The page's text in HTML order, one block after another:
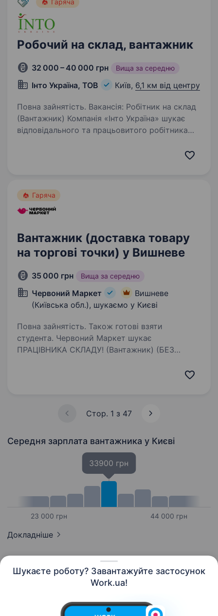
Шукаєте роботу? Завантажуйте застосунок
Work.ua!
Гаряча
Робочий на склад, вантажник
32 000 – 40 000 грн Вища за середню
Інто Україна, ТОВ Київ, 6,1 км від центру
Повна зайнятість. Вакансія: Робітник на склад
(Вантажник) Компанія «Інто Україна» шукає
відповідального та працьовитого робітника
Гаряча
Вантажник (доставка товару
на торгові точки) у Вишневе
35 000 грн Вища за середню
Червоний Маркет
Вишневе
(Київська обл.), шукаємо у Києві
Повна зайнятість. Також готові взяти
студента. Червоний Маркет шукає
ПРАЦІВНИКА СКЛАДУ! (Вантажник) (БЕЗ
Стор. 1 з 47
Середня зарплата вантажника у Києві
23 000 грн
33900 грн
44 000 грн
Докладніше